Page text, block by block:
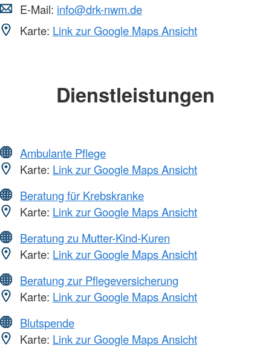
E-Mail: info@drk-nwm.de
Karte: Link zur Google Maps Ansicht
Dienstleistungen
Ambulante Pflege
Karte: Link zur Google Maps Ansicht
Beratung für Krebskranke
Karte: Link zur Google Maps Ansicht
Beratung zu Mutter-Kind-Kuren
Karte: Link zur Google Maps Ansicht
Beratung zur Pflegeversicherung
Karte: Link zur Google Maps Ansicht
Blutspende
Karte: Link zur Google Maps Ansicht